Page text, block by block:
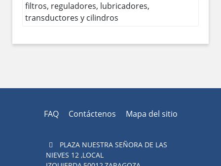
filtros, reguladores, lubricadores,
transductores y cilindros
FAQ Contáctenos Mapa del sitio
PLAZA NUESTRA SEÑORA DE LAS
NIEVES 12 ,LOCAL